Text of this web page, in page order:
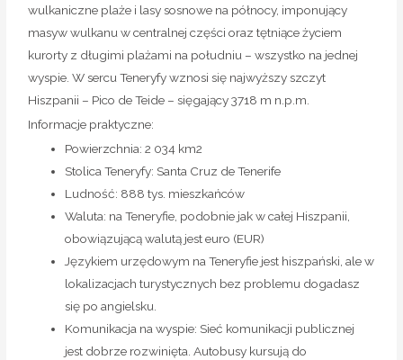
wulkaniczne plaże i lasy sosnowe na północy, imponujący
masyw wulkanu w centralnej części oraz tętniące życiem
kurorty z długimi plażami na południu – wszystko na jednej
wyspie. W sercu Teneryfy wznosi się najwyższy szczyt
Hiszpanii – Pico de Teide – sięgający 3718 m n.p.m.
Informacje praktyczne:
Powierzchnia: 2 034 km2
Stolica Teneryfy: Santa Cruz de Tenerife
Ludność: 888 tys. mieszkańców
Waluta: na Teneryfie, podobnie jak w całej Hiszpanii,
obowiązującą walutą jest euro (EUR)
Językiem urzędowym na Teneryfie jest hiszpański, ale w
lokalizacjach turystycznych bez problemu dogadasz
się po angielsku.
Komunikacja na wyspie: Sieć komunikacji publicznej
jest dobrze rozwinięta. Autobusy kursują do